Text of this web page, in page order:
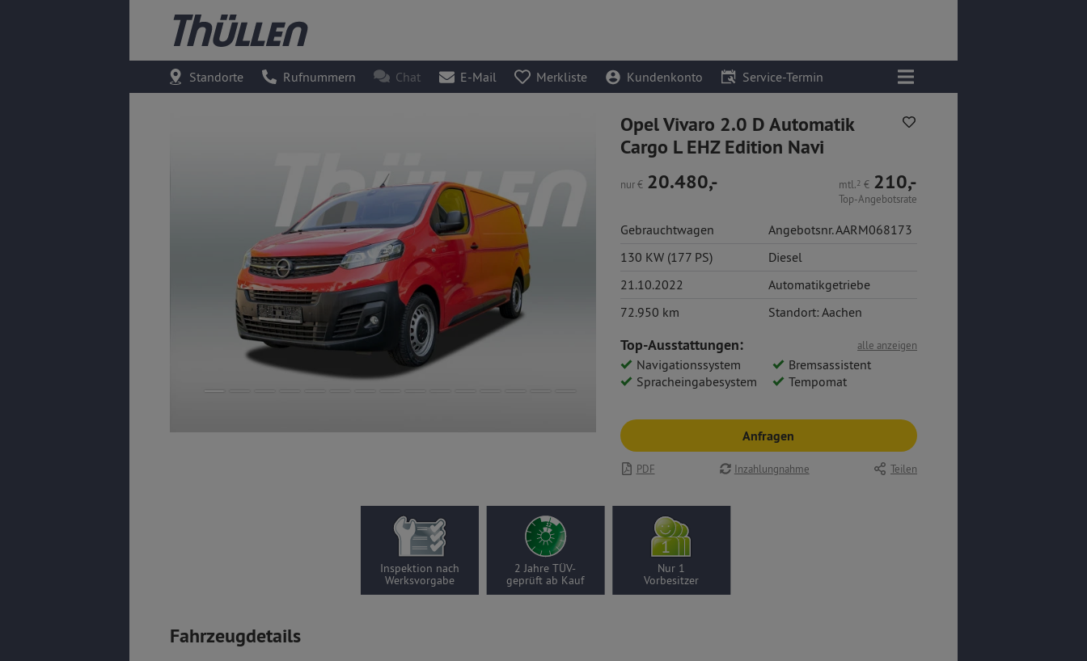
Standorte Rufnummern Chat E-Mail Merkliste Kundenkonto Service-Termin
Opel Vivaro 2.0 D Automatik
Cargo L EHZ Edition Navi
nur € 20.480,- mtl.2 € 210,-
Top-Angebotsrate
Gebrauchtwagen
Angebotsnr. AARM068173
130 KW (177 PS)
Diesel
21.10.2022
Automatikgetriebe
72.950 km
Standort: Aachen
alle anzeigen
Top-Ausstattungen:
Navigationssystem
Bremsassistent
Spracheingabesystem
Tempomat
Anfragen
PDF Inzahlungnahme Teilen
Inspektion nach
Werksvorgabe
2 Jahre TÜV-
geprüft ab Kauf
Nur 1
Vorbesitzer
Fahrzeugdetails